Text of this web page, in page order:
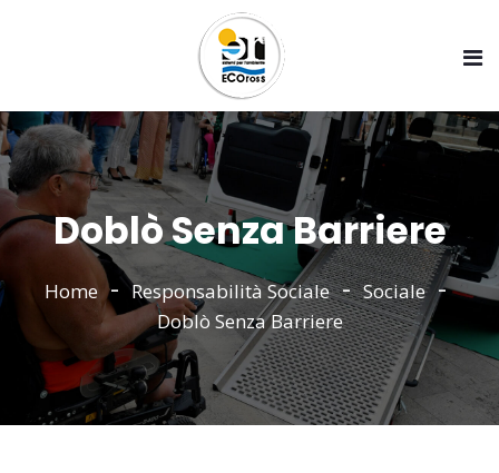
Doblò Senza Barriere
Home Responsabilità Sociale
Sociale
Doblò Senza Barriere